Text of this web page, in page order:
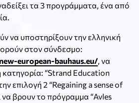
τα 3 προγράμματα, ένα από
να υποστηρίξουν την ελληνική
στον σύνδεσμο:
european-bauhaus.eu/, να
κατηγορία: “Strand Education
επιλογή 2 “Regaining a sense of
να βρουν το πρόγραμμα “Avles